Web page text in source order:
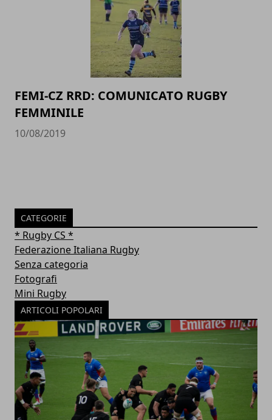
FEMI-CZ RRD: COMUNICATO RUGBY
FEMMINILE
10/08/2019
CATEGORIE
* Rugby CS *
Federazione Italiana Rugby
Senza categoria
Fotografi
Mini Rugby
ARTICOLI POPOLARI